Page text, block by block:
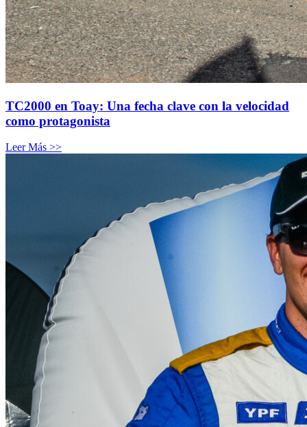
TC2000 en Toay: Una fecha clave con la velocidad
como protagonista
Leer Más >>